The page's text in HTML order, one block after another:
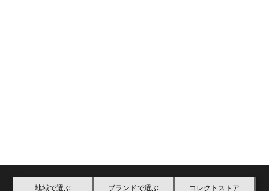
地域で選ぶ ブランドで選ぶ コレクトストア